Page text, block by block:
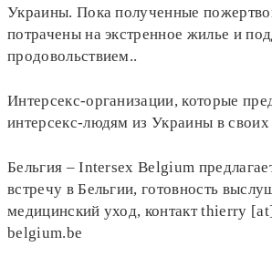
Украины. Пока полученные
потрачены на экстренное жилье и
продовольствием..
Интерсекс-организации, которые
интерсекс-людям из Украины в своих
Бельгия – Intersex Belgium
встречу в Бельгии, готовность
медицинский уход, контакт thierry
belgium.be